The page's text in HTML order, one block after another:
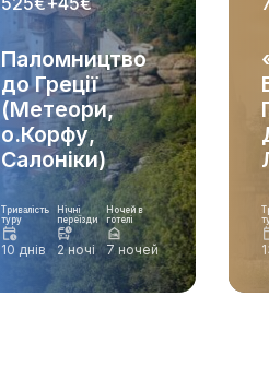
Паломництво
до Греції
(Метеори,
о.Корфу,
Салоніки)
Тривалість
туру
10 днів
Нічні
переїзди
2 ночі
Ночей в
готелі
7 ночей